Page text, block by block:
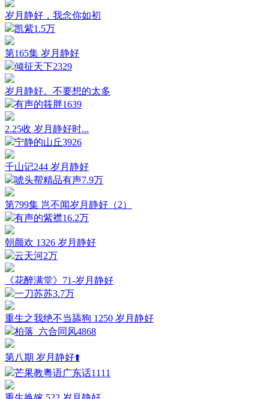
岁月静好，我念你如初
凯紫1.5万
第165集 岁月静好
倾征天下2329
岁月静好。不要想的太多
有声的筱胖1639
2.25收 岁月静好时...
宁静的山丘3926
千山记244 岁月静好
唬头帮精品有声7.9万
第799集 岂不闻岁月静好（2）
有声的紫襟16.2万
朝颜欢 1326 岁月静好
云天河2万
《花醉满堂》71-岁月静好
一刀苏苏3.7万
重生之我绝不当舔狗 1250 岁月静好
柏落_六合同风4868
第八期 岁月静好⬆️
芒果教粵语广东话1111